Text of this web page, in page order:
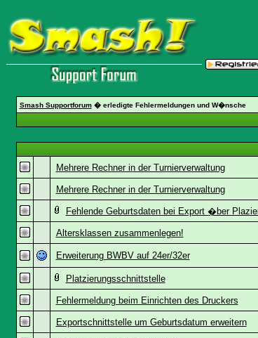
Smash Supportforum� erledigte Fehlermeldungen und W�nsche
Mehrere Rechner in der Turnierverwaltung
Mehrere Rechner in der Turnierverwaltung
Fehlende Geburtsdaten bei Export �ber
Altersklassen zusammenlegen!
Erweiterung BWBV auf 24er/32er
Platzierungsschnittstelle
Fehlermeldung beim Einrichten des Druckers
Exportschnittstelle um Geburtsdatum erweitern